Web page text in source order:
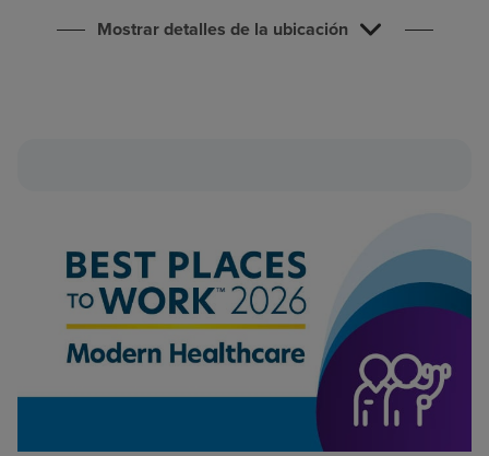
Mostrar detalles de la ubicación